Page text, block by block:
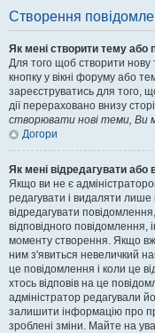
Створення
Як мені створити тему або
Для того щоб створити нову
кнопку у вікні форуму або
зареєструватись для того,
дії перераховано внизу
створювати нові теми, Ви
Догори
Як мені відредагувати
Якщо ви не є
редагувати і видаляти
відредагувати
відповідного
моменту створення. Якщо
ним з'явиться невеличкий
це повідомлення і коли це
хтось відповів на це
адміністратор редагували
залишити інформацію про
зроблені зміни. Майте на